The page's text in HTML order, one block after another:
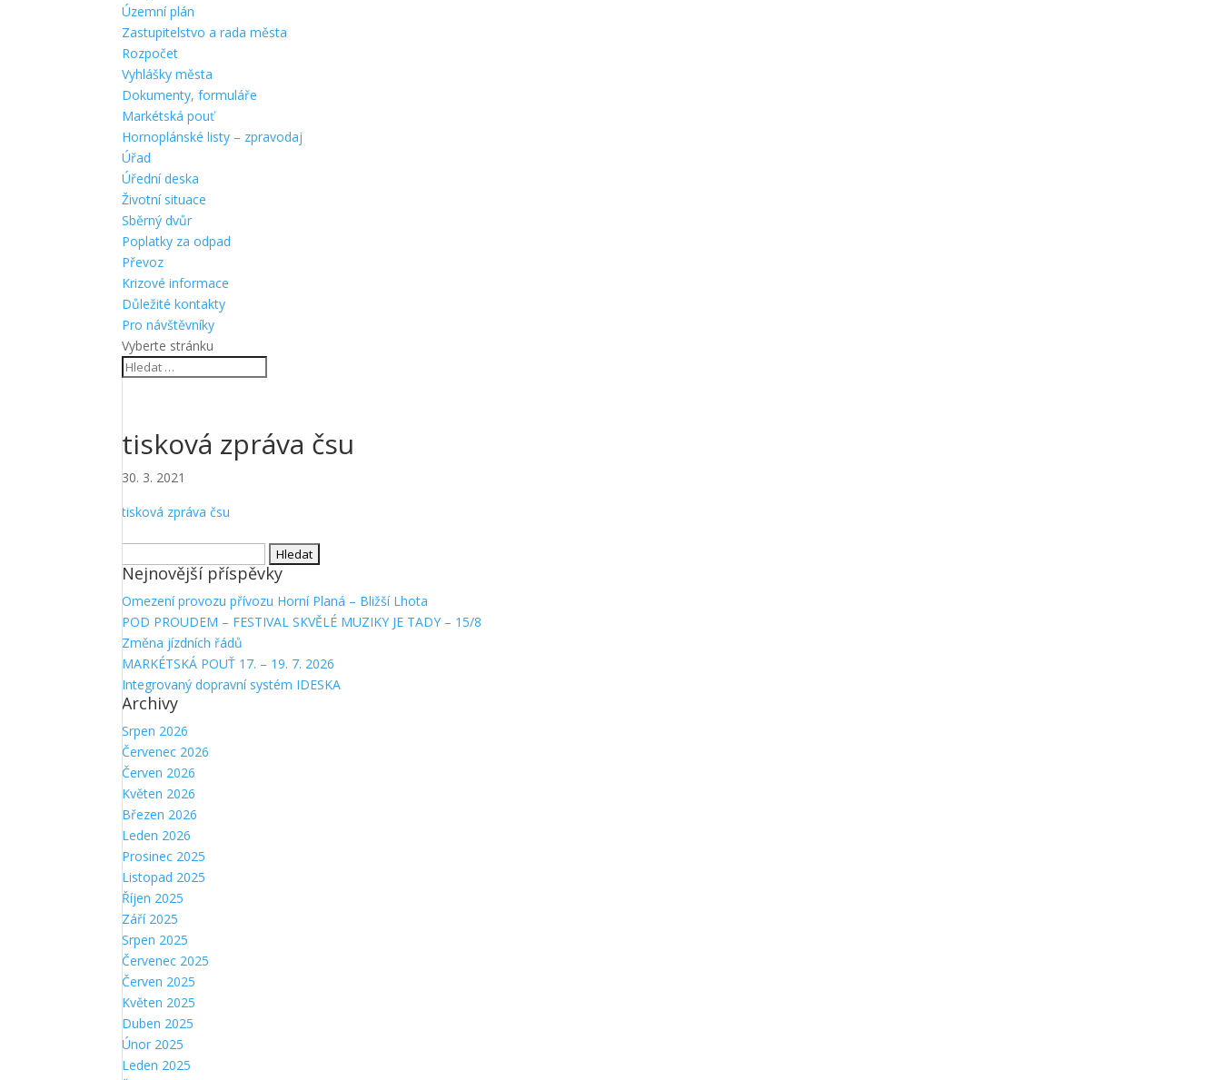
Územní plán
Zastupitelstvo a rada města
Rozpočet
Vyhlášky města
Dokumenty, formuláře
Markétská pouť
Hornoplánské listy – zpravodaj
Úřad
Úřední deska
Životní situace
Sběrný dvůr
Poplatky za odpad
Převoz
Krizové informace
Důležité kontakty
Pro návštěvníky
Vyberte stránku
tisková zpráva čsu
30. 3. 2021
tisková zpráva čsu
Nejnovější příspěvky
Omezení provozu přívozu Horní Planá – Bližší Lhota
POD PROUDEM – FESTIVAL SKVĚLÉ MUZIKY JE TADY – 15/8
Změna jízdních řádů
MARKÉTSKÁ POUŤ 17. – 19. 7. 2026
Integrovaný dopravní systém IDESKA
Archivy
Srpen 2026
Červenec 2026
Červen 2026
Květen 2026
Březen 2026
Leden 2026
Prosinec 2025
Listopad 2025
Říjen 2025
Září 2025
Srpen 2025
Červenec 2025
Červen 2025
Květen 2025
Duben 2025
Únor 2025
Leden 2025